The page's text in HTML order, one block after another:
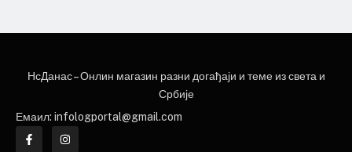
НЕ
НЕWС ЕЛЕМЕНТОР
НсДанас – Онлин магазин разни догађаји и теме из света и
Србије
Емаил: infologportal@gmail.com